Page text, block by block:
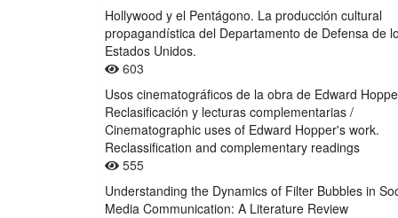
Hollywood y el Pentágono. La producción cultural
propagandística del Departamento de Defensa de
Estados Unidos.
603
Usos cinematográficos de la obra de Edward
Reclasificación y lecturas complementarias /
Cinematographic uses of Edward Hopper's work.
Reclassification and complementary readings
555
Understanding the Dynamics of Filter Bubbles in
Media Communication: A Literature Review